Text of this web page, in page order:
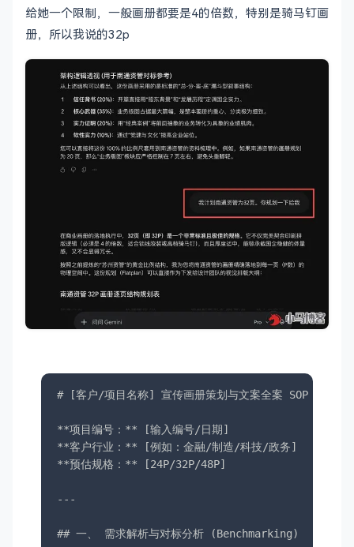
给她一个限制，一般画册都要是4的倍数，特别是骑马钉画
册，所以我说的32p
# [客户/项目名称] 宣传画册策划与文案全案 SOP
**项目编号：** [输入编号/日期]
**客户行业：** [例如：金融/制造/科技/政务]
**预估规格：** [24P/32P/48P]
---
## 一、 需求解析与对标分析 (Benchmarking)